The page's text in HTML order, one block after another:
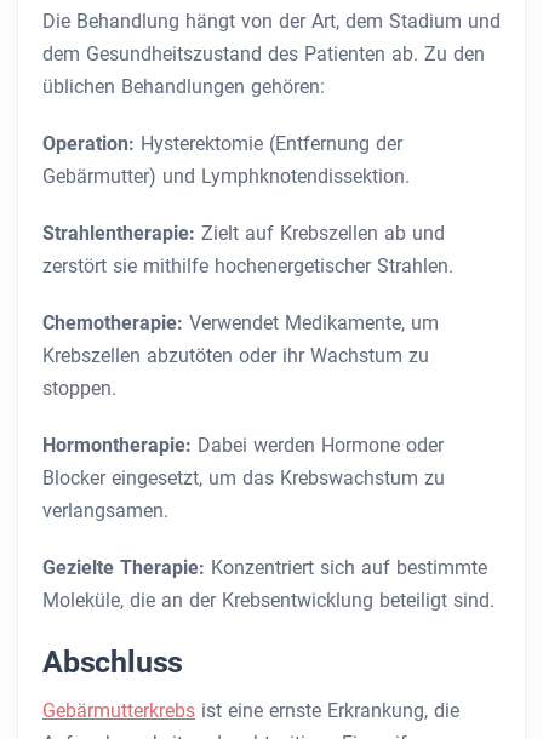
Die Behandlung hängt von der Art, dem Stadium und
dem Gesundheitszustand des Patienten ab. Zu den
üblichen Behandlungen gehören:
Operation: Hysterektomie (Entfernung der
Gebärmutter) und Lymphknotendissektion.
Strahlentherapie: Zielt auf Krebszellen ab und
zerstört sie mithilfe hochenergetischer Strahlen.
Chemotherapie: Verwendet Medikamente, um
Krebszellen abzutöten oder ihr Wachstum zu
stoppen.
Hormontherapie: Dabei werden Hormone oder
Blocker eingesetzt, um das Krebswachstum zu
verlangsamen.
Gezielte Therapie: Konzentriert sich auf bestimmte
Moleküle, die an der Krebsentwicklung beteiligt sind.
Abschluss
Gebärmutterkrebs ist eine ernste Erkrankung, die